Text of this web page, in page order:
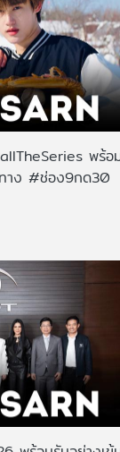
พร้อ
าง #ช่อง9กด30